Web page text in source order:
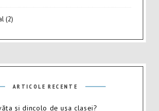
(2)
ARTICOLE RECENTE
și dincolo de ușa clasei?